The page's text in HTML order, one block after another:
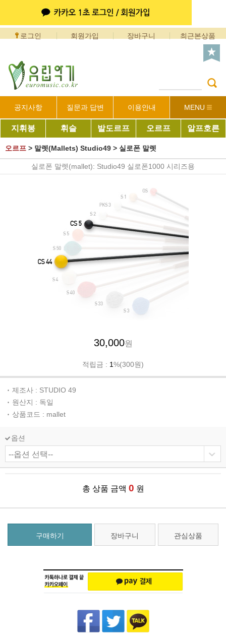
로그인 회원가입 장바구니 최근본상품
공지사항 질문과 답변 이용안내 MENU
지휘봉 휘슬 발도르프 오르프 알프호른
오르프 > 말렛(Mallets) Studio49 > 실로폰 말렛
실로폰 말렛(mallet): Studio49 실로폰1000 시리즈용
30,000원
적립금 : 1%(300원)
제조사 : STUDIO 49
원산지 : 독일
상품코드 : mallet
옵션
총 상품 금액 0 원
구매하기 장바구니 관심상품